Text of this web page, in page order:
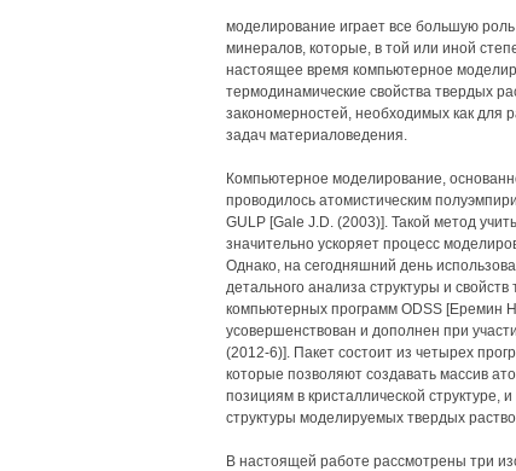
моделирование играет все большую роль
минералов, которые, в той или иной
настоящее время компьютерное
термодинамические свойства твердых
закономерностей, необходимых как для
задач материаловедения.
Компьютерное моделирование,
проводилось атомистическим
GULP [Gale J.D. (2003)]. Такой метод
значительно ускоряет процесс
Однако, на сегодняшний день
детального анализа структуры и
компьютерных программ ODSS [Еремин
усовершенствован и дополнен при
(2012-6)]. Пакет состоит из четырех
которые позволяют создавать массив
позициям в кристаллической
структуры моделируемых твердых
В настоящей работе рассмотрены три